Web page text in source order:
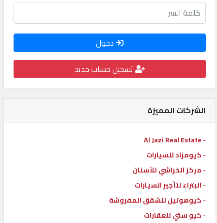
كيو
كارز
ماركت
الدليل
القطري
POWERED
QHOST
دخول
تسجيل حساب جديد
الشركات المميزة
- Al Jazi Real Estate
- كيومزاد للسيارات
- مركز الخراشي للأسنان
- البتراء لتأجير السيارات
- كيوهوتيل للشقق المفروشة
- كيو ستي للعقارات